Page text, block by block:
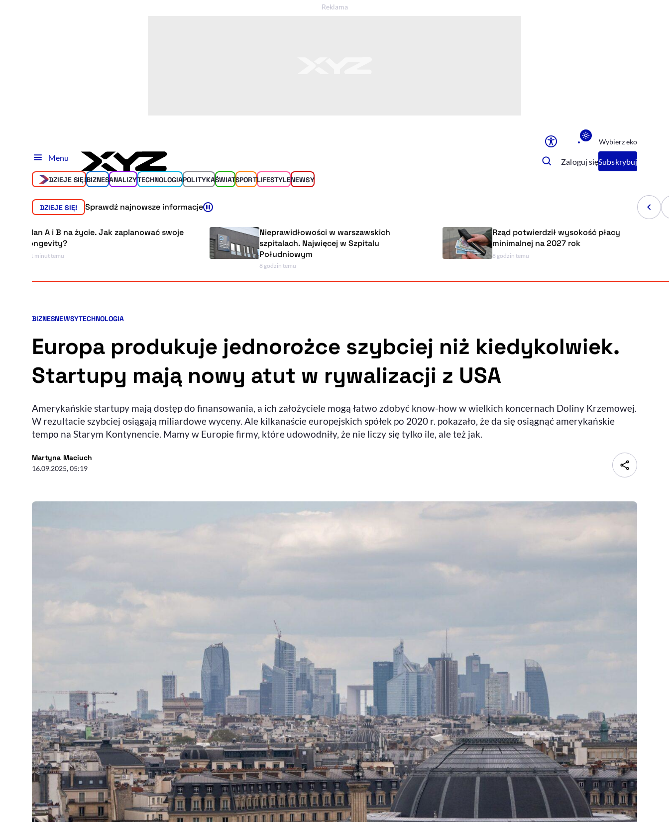
Sprawdź, jak i dlaczego zwiększamy dostępność
Deklaracja dostępności, otwiera się w nowym oknie
Zgłoś problem
, otwiera się w
Wybierz eko
Menu Zaloguj sięSubskrybuj
DZIEJE SIĘ!BIZNESANALIZYTECHNOLOGIAPOLITYKAŚWIATSPORTLIFESTYLENEWSY
DZIEJE SIĘ! Sprawdź najnowsze informacje
i B na życie. Jak zaplanować swoje
Nieprawidłowości w warszawskich
szpitalach. Najwięcej w Szpitalu
Południowym
Rząd potwierdził wysokość płacy
minimalnej na 2027 rok
8 godzin temu
Kategorie artykułu:
BIZNESNEWSYTECHNOLOGIA
Europa produkuje jednorożce szybciej niż kiedykolwiek.
Startupy mają nowy atut w rywalizacji z USA
Amerykańskie startupy mają dostęp do finansowania, a ich założyciele mogą łatwo zdobyć know-how w wielkich koncernach Doliny Krzemowej.
W rezultacie szybciej osiągają miliardowe wyceny. Ale kilkanaście europejskich spółek po 2020 r. pokazało, że da się osiągnąć amerykańskie
tempo na Starym Kontynencie. Mamy w Europie firmy, które udowodniły, że nie liczy się tylko ile, ale też jak.
Martyna Maciuch
16.09.2025, 05:19